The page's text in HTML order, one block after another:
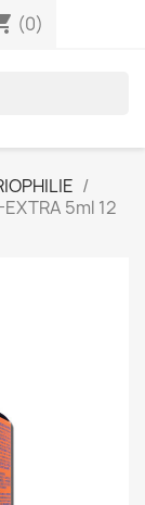
(0)
EXTRA 5ml 12